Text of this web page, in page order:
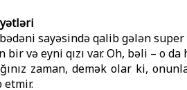
sayəsində qalib gələn super
və eyni qızı var. Oh, bəli – o
zaman, demək olar ki,
etmir.